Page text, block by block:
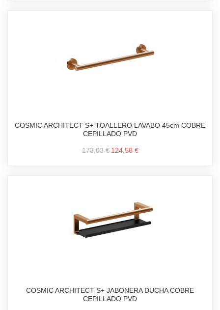
COSMIC ARCHITECT S+ TOALLERO LAVABO 45cm COBRE
CEPILLADO PVD
173,03 € 124,58 €
COSMIC ARCHITECT S+ JABONERA DUCHA COBRE
CEPILLADO PVD